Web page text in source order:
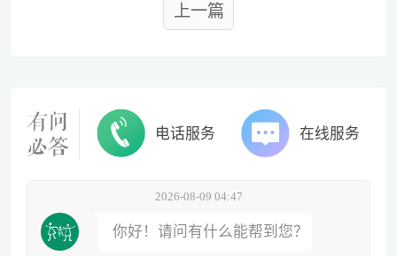
上一篇
电话服务 在线服务
2026-08-09 04:47
你好！请问有什么能帮到您？